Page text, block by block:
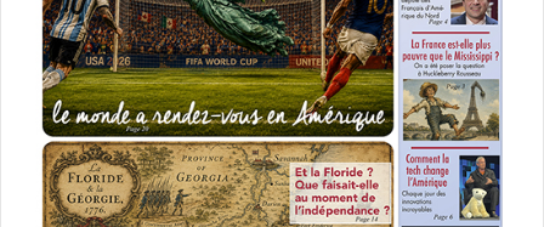
At the Edge est une vitrine d’artistes femmes qui utilisent
l’abstraction comme moyen d’enquêter et de défier les
limites du matériau, du processus et de l’environnement.
OOLITE ARTS